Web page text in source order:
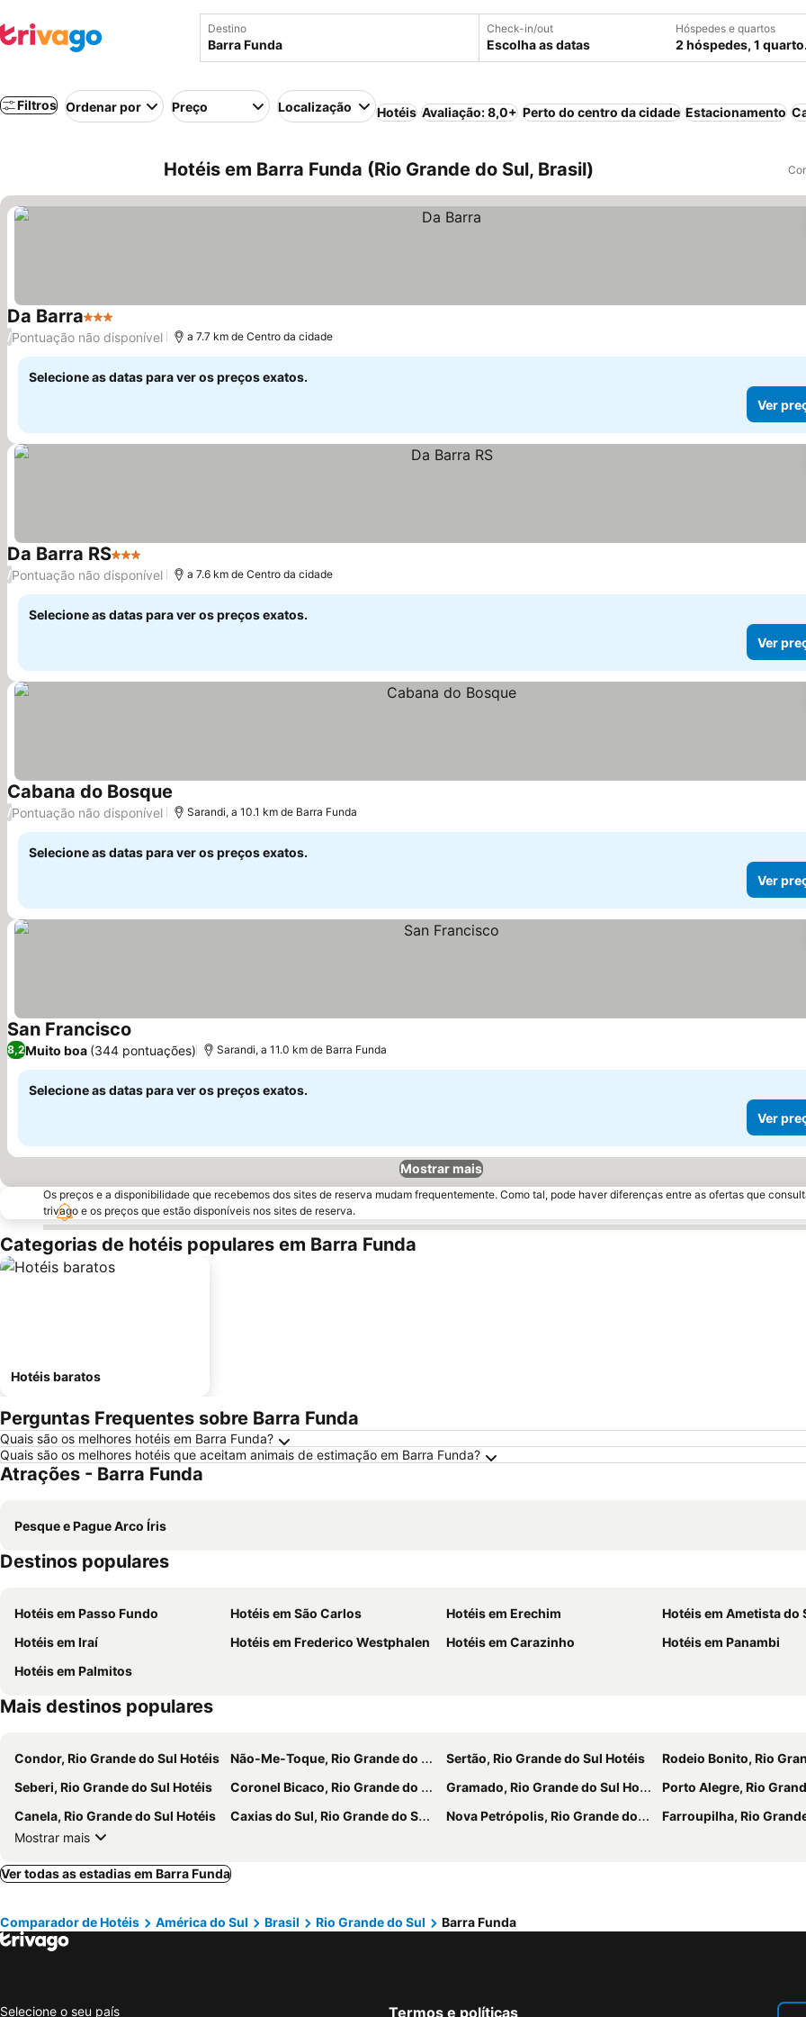
Destino Check-in/out
Escolha as datas
Hóspedes e quartos
2 hóspedes, 1
Filtros Ordenar por Preço Localização Hotéis Avaliação: 8,0+ Perto do centro da cidade Estacionamento
Hotéis em Barra Funda (Rio Grande do Sul, Brasil)
Da Barra3 Estrelas
/Pontuação não disponível a 7.7 km de Centro da cidade
Selecione as datas para ver os preços exatos.
Ver
Da Barra RS3 Estrelas
/Pontuação não disponível a 7.6 km de Centro da cidade
Selecione as datas para ver os preços exatos.
Ver
Cabana do Bosque
/Pontuação não disponível Sarandi, a 10.1 km de Barra Funda
Selecione as datas para ver os preços exatos.
Ver
San Francisco
8,2Muito boa (344 pontuações) Sarandi, a 11.0 km de Barra Funda
Selecione as datas para ver os preços exatos.
Ver
Mostrar mais
Os preços e a disponibilidade que recebemos dos sites de reserva mudam frequentemente. Como tal, pode haver diferenças entre as ofertas que
trivago e os preços que estão disponíveis nos sites de reserva.
Categorias de hotéis populares em Barra Funda
Hotéis baratos
Perguntas Frequentes sobre Barra Funda
Quais são os melhores hotéis em Barra Funda?
Quais são os melhores hotéis que aceitam animais de estimação em Barra Funda?
Atrações - Barra Funda
Pesque e Pague Arco Íris
Destinos populares
Hotéis em Passo Fundo Hotéis em São Carlos Hotéis em Erechim
Hotéis em Ametista do
Hotéis em Iraí
Hotéis em Frederico Westphalen Hotéis em Carazinho
Hotéis em Panambi
Hotéis em Palmitos
Mais destinos populares
Condor, Rio Grande do Sul Hotéis Não-Me-Toque, Rio Grande do Sul Hotéis Sertão, Rio Grande do Sul Hotéis
Rodeio Bonito, Rio Grande do
Seberi, Rio Grande do Sul Hotéis
Coronel Bicaco, Rio Grande do Sul Hotéis Gramado, Rio Grande do Sul Hotéis
Porto Alegre, Rio Grande do
Canela, Rio Grande do Sul Hotéis
Caxias do Sul, Rio Grande do Sul Hotéis Nova Petrópolis, Rio Grande do Sul Hotéis
Farroupilha, Rio Grande do
Mostrar mais
Ver todas as estadias em Barra Funda
Comparador de Hotéis América do Sul Brasil Rio Grande do Sul Barra Funda
Selecione o seu país Termos e políticas